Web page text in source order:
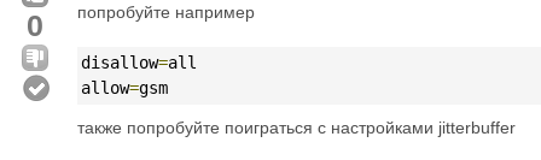
0
попробуйте например
disallow=all
allow=gsm
также попробуйте поиграться с настройками jitterbuffer